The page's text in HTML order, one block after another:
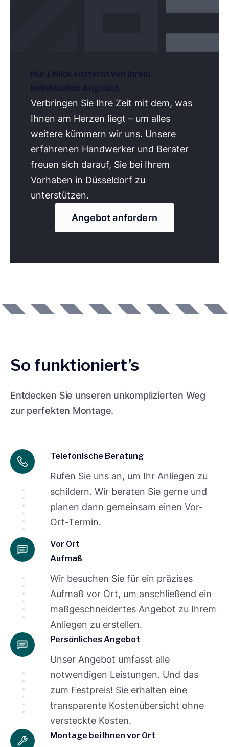
Nur 1 Klick entfernt von Ihrem
individuellen Angebot.
Verbringen Sie Ihre Zeit mit dem, was
Ihnen am Herzen liegt – um alles
weitere kümmern wir uns. Unsere
erfahrenen Handwerker und Berater
freuen sich darauf, Sie bei Ihrem
Vorhaben in Düsseldorf zu
unterstützen.
Angebot anfordern
So funktioniert’s
Entdecken Sie unseren unkomplizierten Weg
zur perfekten Montage.
Telefonische Beratung
Rufen Sie uns an, um Ihr Anliegen zu
schildern. Wir beraten Sie gerne und
planen dann gemeinsam einen Vor-
Ort-Termin.
Vor Ort
Aufmaß
Wir besuchen Sie für ein präzises
Aufmaß vor Ort, um anschließend ein
maßgeschneidertes Angebot zu Ihrem
Anliegen zu erstellen.
Persönliches Angebot
Unser Angebot umfasst alle
notwendigen Leistungen. Und das
zum Festpreis! Sie erhalten eine
transparente Kostenübersicht ohne
versteckte Kosten.
Montage bei Ihnen vor Ort